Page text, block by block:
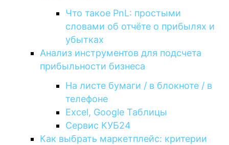
Что такое PnL: простыми
словами об отчёте о прибылях и
убытках
Анализ инструментов для подсчета
прибыльности бизнеса
На листе бумаги / в блокноте / в
телефоне
Excel, Google Таблицы
Сервис КУБ24
Как выбрать маркетплейс: критерии